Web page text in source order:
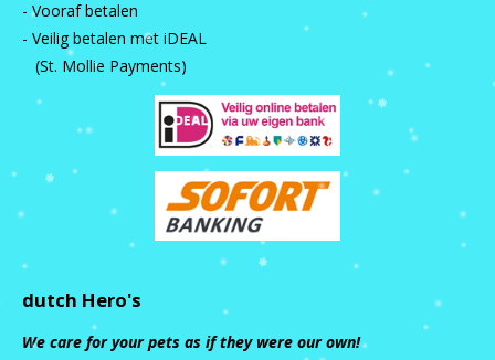
- Vooraf betalen
- Veilig betalen met iDEAL
(St. Mollie Payments)
dutch Hero's
We care for your pets as if they were our own!